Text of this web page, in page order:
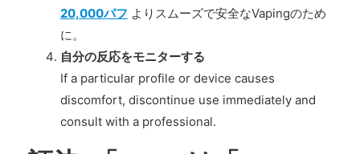
20,000パフ よりスムーズで安全なVapingのため
に。
自分の反応をモニターする
If a particular profile or device causes
discomfort, discontinue use immediately and
consult with a professional.